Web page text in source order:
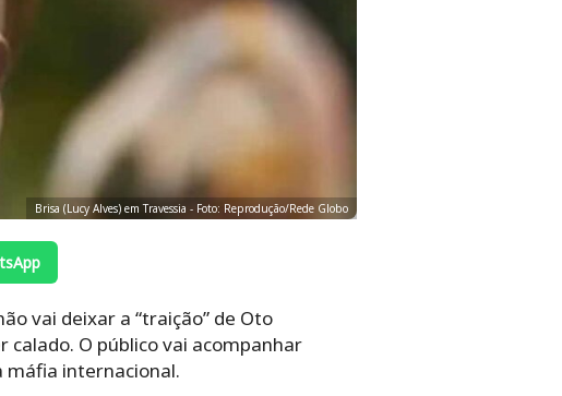
Brisa (Lucy Alves) em Travessia - Foto: Reprodução/Rede Globo
vai deixar a “traição” de Oto
O público vai acompanhar
máfia internacional.